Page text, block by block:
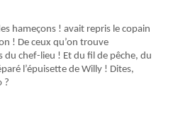
hameçons ! avait repris le copain
! De ceux qu’on trouve
du chef-lieu ! Et du fil de pêche, du
l’épuisette de Willy ! Dites,
?